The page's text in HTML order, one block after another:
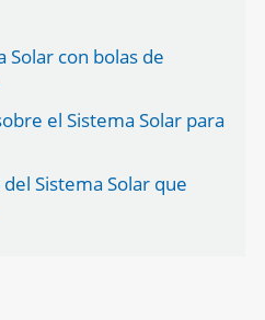
Solar con bolas de
el Sistema Solar para
Sistema Solar que